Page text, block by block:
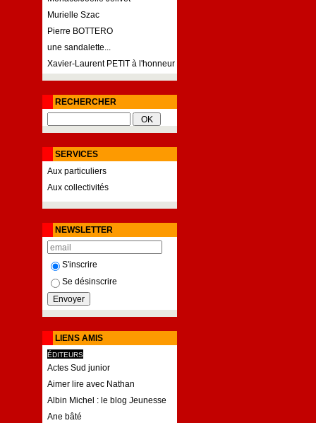
Murielle Szac
Pierre BOTTERO
une sandalette...
Xavier-Laurent PETIT à l'honneur
RECHERCHER
SERVICES
Aux particuliers
Aux collectivités
NEWSLETTER
S'inscrire
Se désinscrire
LIENS AMIS
ÉDITEURS
Actes Sud junior
Aimer lire avec Nathan
Albin Michel : le blog Jeunesse
Ane bâté